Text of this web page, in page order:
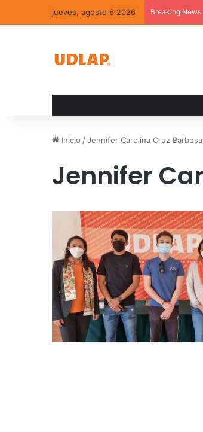
jueves, agosto 6 2026 Breaking News
Inicio /Jennifer Carolina Cruz Barbosa
Jennifer